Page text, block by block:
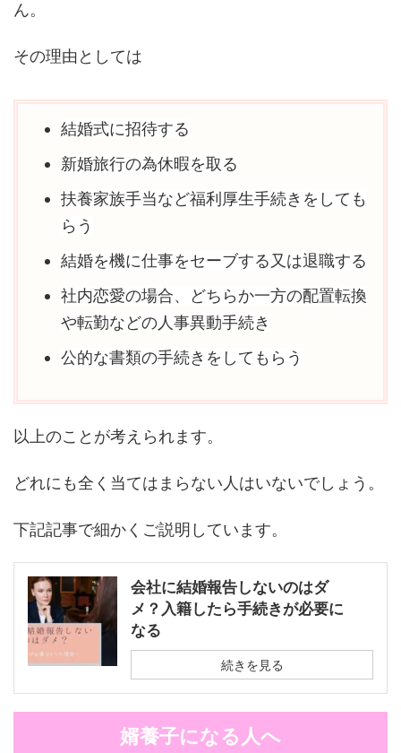
ん。
その理由としては
結婚式に招待する
新婚旅行の為休暇を取る
扶養家族手当など福利厚生手続きをしても
らう
結婚を機に仕事をセーブする又は退職する
社内恋愛の場合、どちらか一方の配置転換
や転勤などの人事異動手続き
公的な書類の手続きをしてもらう
以上のことが考えられます。
どれにも全く当てはまらない人はいないでしょう。
下記記事で細かくご説明しています。
会社に結婚報告しないのはダ
メ？入籍したら手続きが必要に
なる
続きを見る
婿養子になる人へ